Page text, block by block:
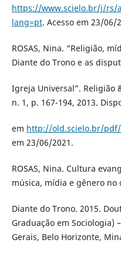
https://www.scielo.br/j/rs/
lang=pt. Acesso em 23/06/
ROSAS, Nina. “Religião,
Diante do Trono e as
Igreja Universal”. Religião
n. 1, p. 167-194, 2013.
em http://old.scielo.br/
em 23/06/2021.
ROSAS, Nina. Cultura
música, mídia e gênero no
Diante do Trono. 2015.
Graduação em Sociologia)
Gerais, Belo Horizonte,